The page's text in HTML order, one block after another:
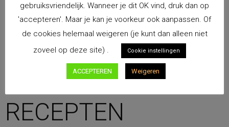
GEZONDE TIPS,
UITLEG VAN
THEMA’S EN
RECEPTEN
gebruiksvriendelijk. Wanneer je dit OK vind, druk dan op
'accepteren'. Maar je kan je voorkeur ook aanpassen. Of
de cookies helemaal weigeren (je kunt dan alleen niet
zoveel op deze site) .
Cookie instellingen
ACCEPTEREN Weigeren